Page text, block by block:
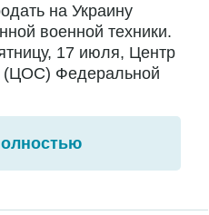
на Украину
военной техники.
17 июля, Центр
(ЦОС) Федеральной